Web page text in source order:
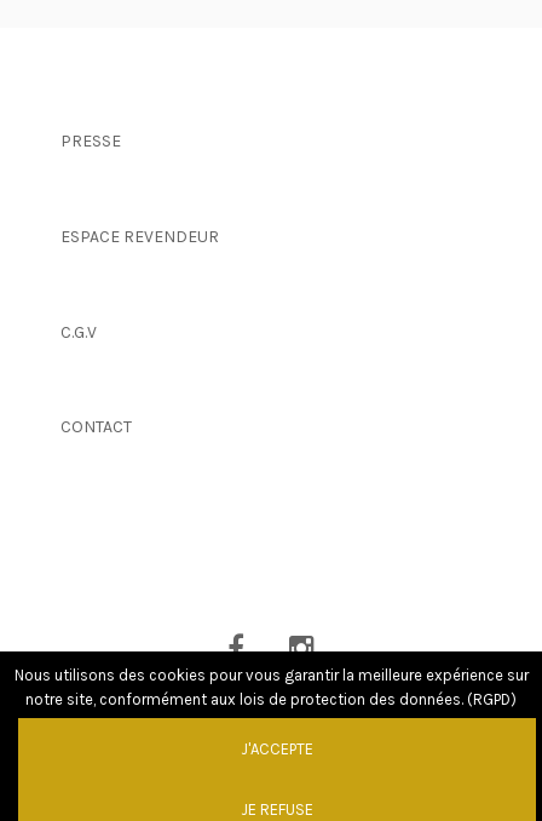
PRESSE
ESPACE REVENDEUR
C.G.V
CONTACT
Nous utilisons des cookies pour vous garantir la meilleure expérience sur
notre site, conformément aux lois de protection des données. (RGPD)
J'ACCEPTE
JE REFUSE